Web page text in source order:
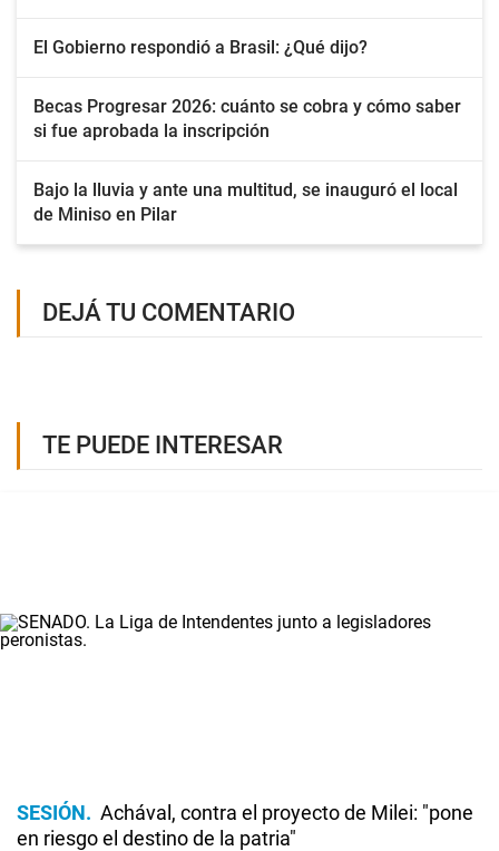
El Gobierno respondió a Brasil: ¿Qué dijo?
Becas Progresar 2026: cuánto se cobra y cómo saber
si fue aprobada la inscripción
Bajo la lluvia y ante una multitud, se inauguró el local
de Miniso en Pilar
DEJÁ TU COMENTARIO
TE PUEDE INTERESAR
SESIÓN
Achával, contra el proyecto de Milei: "pone
en riesgo el destino de la patria"